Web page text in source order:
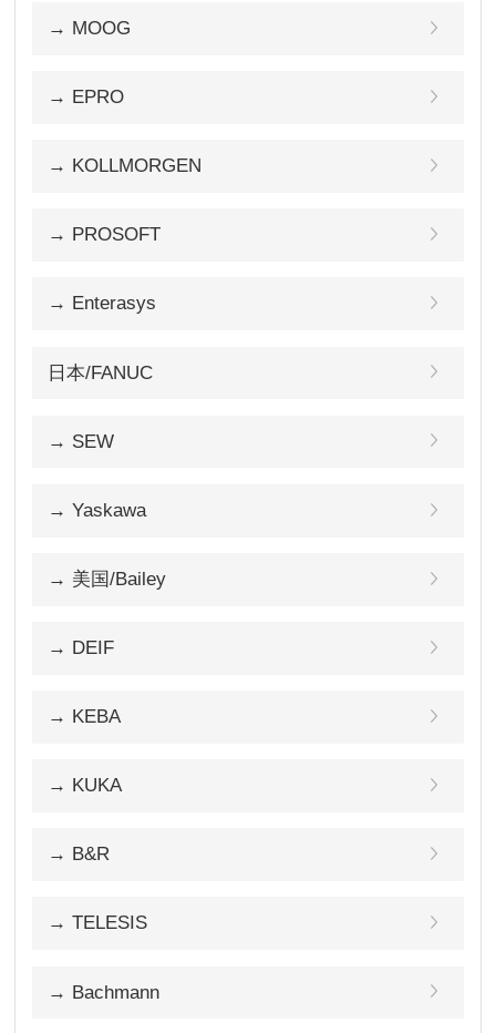
→ MOOG
→ EPRO
→ KOLLMORGEN
→ PROSOFT
→ Enterasys
日本/FANUC
→ SEW
→ Yaskawa
→ 美国/Bailey
→ DEIF
→ KEBA
→ KUKA
→ B&R
→ TELESIS
→ Bachmann